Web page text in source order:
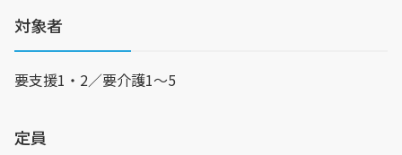
対象者
要支援1・2／要介護1〜5
定員